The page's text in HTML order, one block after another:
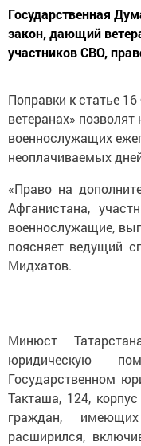
Государственная
закон, дающий
участников СВО,
Поправки к статье
ветеранах»
военнослужащих
неоплачиваемых
«Право на
Афганистана,
военнослужащие,
поясняет ведущий
Мидхатов.
Минюст
юридическую
Государственном
Такташа, 124,
граждан,
расширился,